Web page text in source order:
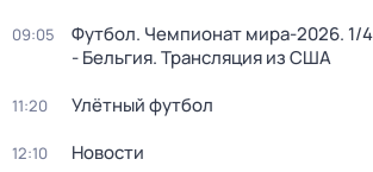
09:05
Футбол. Чемпионат мира-2026. 1/
- Бельгия. Трансляция из США
11:20 Улётный футбол
12:10 Новости